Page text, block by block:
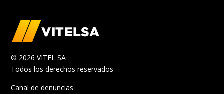
© 2026 VITEL SA
Todos los derechos reservados
Canal de denuncias